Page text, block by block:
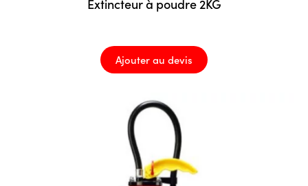
Extincteur à poudre 2KG
Ajouter au devis